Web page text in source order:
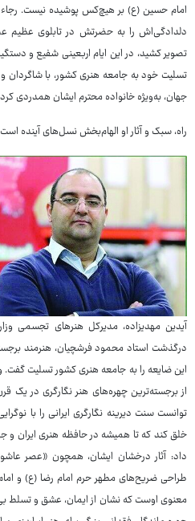
امام حسین (ع) بر هیچ‌کس پوشیده نیست.
دلدادگی‌اش را به حضرتش در تابلوی عظیم
تصویر کشید، در این ایام اربعینی شفیع و
تسلیت خود به جامعه هنری کشور، با شاگردان
جهان، به‌ویژه خانواده محترم ایشان همدردی
راه، سبک و آثار او الهام‌بخش نسل‌های آینده است
آیدین مهدیزاده، مدیرکل هنرهای تجسمی
درگذشت استاد محمود فرشچیان، هنرمند برجسته
این ضایعه را به جامعه هنری کشور تسلیت گفت.
از برجسته‌ترین چهره‌های هنر نگارگری در یک
توانست سنت دیرینه نگارگری ایرانی را با
خلق کند که تا همیشه در حافظه هنری ایران و
داد: آثار درخشان ایشان، همچون «عصر
طراحی ضریح‌های مطهر حرم امام رضا (ع) و
معنوی اوست که نشان از ایمان، عشق و تسلط